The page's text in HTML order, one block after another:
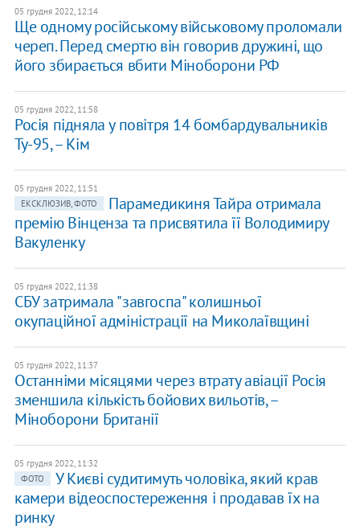
05 грудня 2022, 12:14
Ще одному російському військовому проломали
череп. Перед смертю він говорив дружині, що
його збирається вбити Міноборони РФ
05 грудня 2022, 11:58
Росія підняла у повітря 14 бомбардувальників
Ту-95, – Кім
05 грудня 2022, 11:51
ЕКСКЛЮЗИВ, ФОТО
Парамедикиня Тайра отримала
премію Вінценза та присвятила її Володимиру
Вакуленку
05 грудня 2022, 11:38
СБУ затримала "завгоспа" колишньої
окупаційної адміністрації на Миколаївщині
05 грудня 2022, 11:37
Останніми місяцями через втрату авіації Росія
зменшила кількість бойових вильотів, –
Міноборони Британії
05 грудня 2022, 11:32
ФОТО
У Києві судитимуть чоловіка, який крав
камери відеоспостереження і продавав їх на
ринку